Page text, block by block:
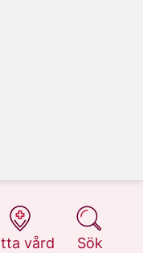
vård
1177.se
Sök
på 1177.se